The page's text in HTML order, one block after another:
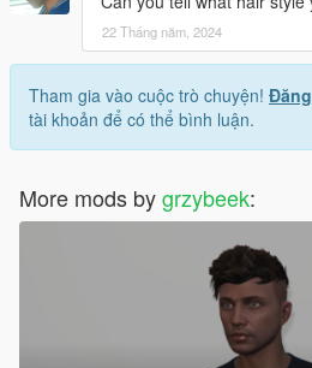
22 Tháng năm, 2024
Tham gia vào cuộc trò chuyện!
tài khoản để có thể bình luận.
More mods bygrzybeek: